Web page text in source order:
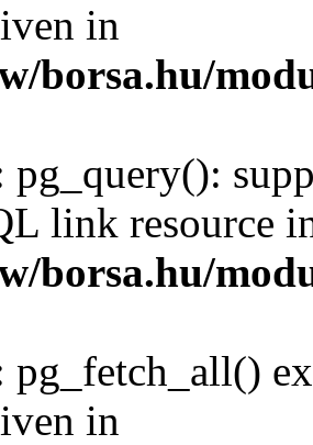
in
borsa.hu/
pg_query():
link resource
borsa.hu/
pg_fetch_all()
in